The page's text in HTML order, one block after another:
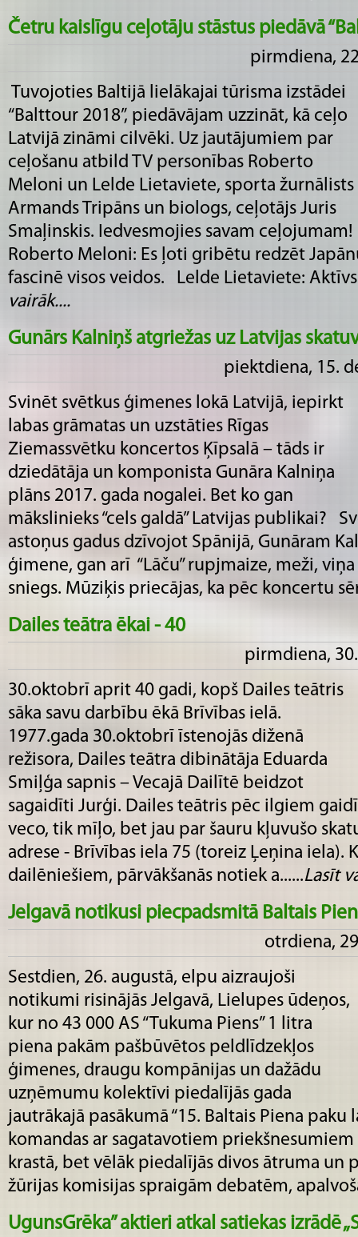
Četru kaislīgu ceļotāju stāstus piedāvā
pirmdiena,
Tuvojoties Baltijā lielākajai tūrisma izstādei
“Balttour 2018”, piedāvājam uzzināt, kā ceļo
Latvijā zināmi cilvēki. Uz jautājumiem par
ceļošanu atbild TV personības Roberto
Meloni un Lelde Lietaviete, sporta žurnālists
Armands Tripāns un biologs, ceļotājs Juris
Smaļinskis. Iedvesmojies savam ceļojumam!
Roberto Meloni: Es ļoti gribētu redzēt
fascinē visos veidos. Lelde Lietaviete: Aktīvs
vairāk....
Gunārs Kalniņš atgriežas uz Latvijas
piektdiena, 15.
Svinēt svētkus ģimenes lokā Latvijā, iepirkt
labas grāmatas un uzstāties Rīgas
Ziemassvētku koncertos Ķīpsalā – tāds ir
dziedātāja un komponista Gunāra Kalniņa
plāns 2017. gada nogalei. Bet ko gan
mākslinieks “cels galdā” Latvijas publikai?
astoņus gadus dzīvojot Spānijā, Gunāram
ģimene, gan arī “Lāču” rupjmaize, meži, viņa
sniegs. Mūziķis priecājas, ka pēc koncertu
Dailes teātra ēkai - 40
pirmdiena,
30.oktobrī aprit 40 gadi, kopš Dailes teātris
sāka savu darbību ēkā Brīvības ielā.
1977.gada 30.oktobrī īstenojās diženā
režisora, Dailes teātra dibinātāja Eduarda
Smiļģa sapnis – Vecajā Dailītē beidzot
sagaidīti Jurģi. Dailes teātris pēc ilgiem
veco, tik mīļo, bet jau par šauru kļuvušo
adrese - Brīvības iela 75 (toreiz Ļeņina iela).
dailēniešiem, pārvākšanās notiek a......Lasīt
Jelgavā notikusi piecpadsmitā Baltais
otrdiena,
Sestdien, 26. augustā, elpu aizraujoši
notikumi risinājās Jelgavā, Lielupes ūdeņos,
kur no 43 000 AS “Tukuma Piens” 1 litra
piena pakām pašbūvētos peldlīdzekļos
ģimenes, draugu kompānijas un dažādu
uzņēmumu kolektīvi piedalījās gada
jautrākajā pasākumā “15. Baltais Piena paku
komandas ar sagatavotiem priekšnesumiem
krastā, bet vēlāk piedalījās divos ātruma un
žūrijas komisijas spraigām debatēm,
UgunsGrēka” aktieri atkal satiekas izrādē